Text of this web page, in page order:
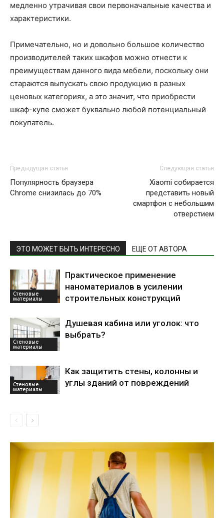
медленно утрачивая свои первоначальные качества и
характеристики.
Примечательно, но и довольно большое количество
производителей таких шкафов можно отнести к
преимуществам данного вида мебели, поскольку они
стараются выпускать свою продукцию в разных
ценовых категориях, а это значит, что приобрести
шкаф-купе сможет буквально любой потенциальный
покупатель.
Предыдущая статья
Популярность браузера
Chrome снизилась до 70%
Следующая статья
Xiaomi собирается
представить новый
смартфон с небольшим
отверстием
ЭТО МОЖЕТ БЫТЬ ИНТЕРЕСНО ЕЩЕ ОТ АВТОРА
Стеновые
материалы
Практическое применение
наноматериалов в усилении
строительных конструкций
Стеновые
материалы
Душевая кабина или уголок: что
выбрать?
Стеновые
материалы
Как защитить стены, колонны и
углы зданий от повреждений